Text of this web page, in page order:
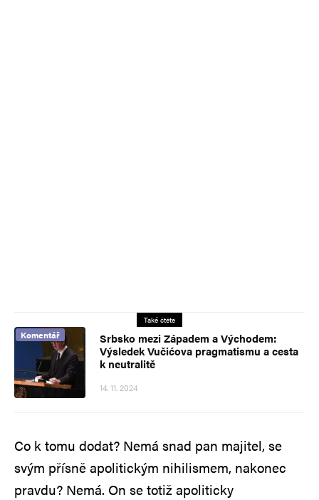
Také čtěte
Komentář
Srbsko mezi Západem a Východem:
Výsledek Vučićova pragmatismu a cesta
k neutralitě
14. 11. 2024
Co k tomu dodat? Nemá snad pan majitel, se
svým přísně apolitickým nihilismem, nakonec
pravdu? Nemá. On se totiž apoliticky